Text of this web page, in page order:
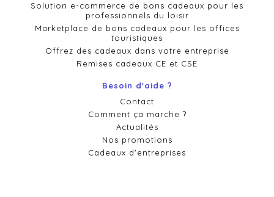
Solution e-commerce de bons cadeaux pour les
professionnels du loisir
Marketplace de bons cadeaux pour les offices
touristiques
Offrez des cadeaux dans votre entreprise
Remises cadeaux CE et CSE
Besoin d'aide ?
Contact
Comment ça marche ?
Actualités
Nos promotions
Cadeaux d'entreprises